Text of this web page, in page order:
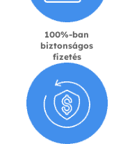
100%-ban
biztonságos
fizetés